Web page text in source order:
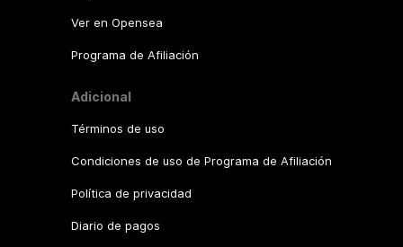
Ver en Opensea
Programa de Afiliación
Adicional
Términos de uso
Condiciones de uso de Programa de Afiliación
Política de privacidad
Diario de pagos